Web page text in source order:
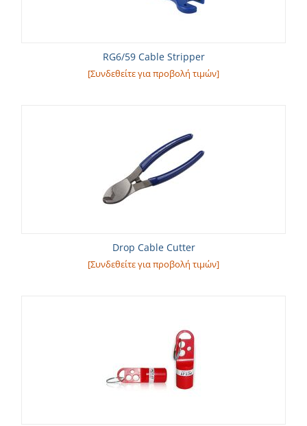
RG6/59 Cable Stripper
[Συνδεθείτε για προβολή τιμών]
Drop Cable Cutter
[Συνδεθείτε για προβολή τιμών]